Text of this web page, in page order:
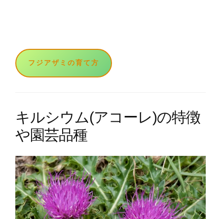
フジアザミの育て方
キルシウム(アコーレ)の特徴
や園芸品種